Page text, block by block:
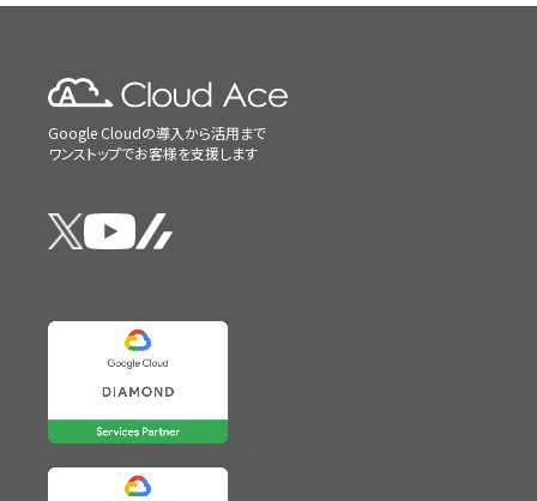
Google Cloudの導入から活用まで
ワンストップでお客様を支援します